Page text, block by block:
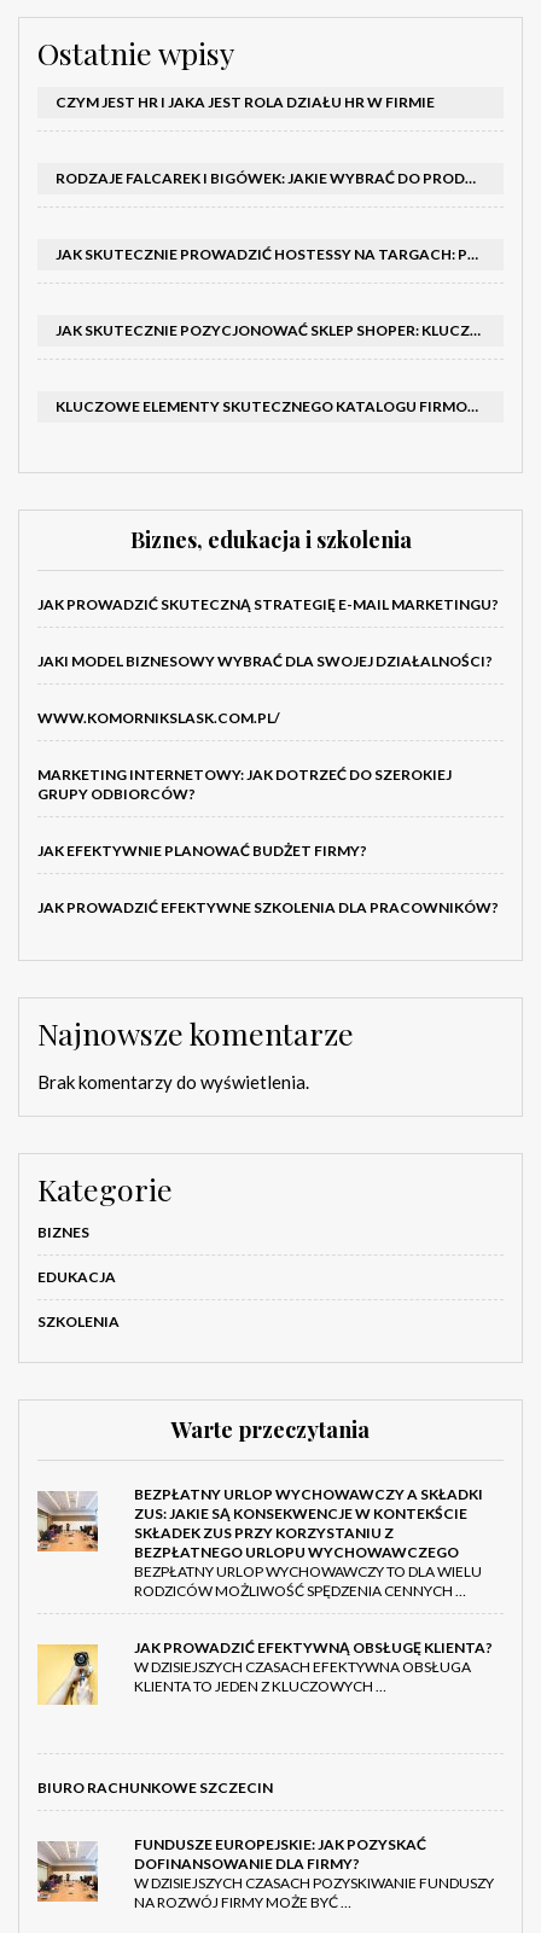
Ostatnie wpisy
CZYM JEST HR I JAKA JEST ROLA DZIAŁU HR W FIRMIE
RODZAJE FALCAREK I BIGÓWEK: JAKIE WYBRAĆ DO PRODUKCJI?
JAK SKUTECZNIE PROWADZIĆ HOSTESSY NA TARGACH: PORADNIK I SZKOLENIA
JAK SKUTECZNIE POZYCJONOWAĆ SKLEP SHOPER: KLUCZOWE KROKI I STRATEGIE
KLUCZOWE ELEMENTY SKUTECZNEGO KATALOGU FIRMOWEGO I BROSZURY
Biznes, edukacja i szkolenia
JAK PROWADZIĆ SKUTECZNĄ STRATEGIĘ E-MAIL MARKETINGU?
JAKI MODEL BIZNESOWY WYBRAĆ DLA SWOJEJ DZIAŁALNOŚCI?
WWW.KOMORNIKSLASK.COM.PL/
MARKETING INTERNETOWY: JAK DOTRZEĆ DO SZEROKIEJ
GRUPY ODBIORCÓW?
JAK EFEKTYWNIE PLANOWAĆ BUDŻET FIRMY?
JAK PROWADZIĆ EFEKTYWNE SZKOLENIA DLA PRACOWNIKÓW?
Najnowsze komentarze
Brak komentarzy do wyświetlenia.
Kategorie
BIZNES
EDUKACJA
SZKOLENIA
Warte przeczytania
BEZPŁATNY URLOP WYCHOWAWCZY A SKŁADKI
ZUS: JAKIE SĄ KONSEKWENCJE W KONTEKŚCIE
SKŁADEK ZUS PRZY KORZYSTANIU Z
BEZPŁATNEGO URLOPU WYCHOWAWCZEGO
BEZPŁATNY URLOP WYCHOWAWCZY TO DLA WIELU
RODZICÓW MOŻLIWOŚĆ SPĘDZENIA CENNYCH …
JAK PROWADZIĆ EFEKTYWNĄ OBSŁUGĘ KLIENTA?
W DZISIEJSZYCH CZASACH EFEKTYWNA OBSŁUGA
KLIENTA TO JEDEN Z KLUCZOWYCH …
BIURO RACHUNKOWE SZCZECIN
FUNDUSZE EUROPEJSKIE: JAK POZYSKAĆ
DOFINANSOWANIE DLA FIRMY?
W DZISIEJSZYCH CZASACH POZYSKIWANIE FUNDUSZY
NA ROZWÓJ FIRMY MOŻE BYĆ …